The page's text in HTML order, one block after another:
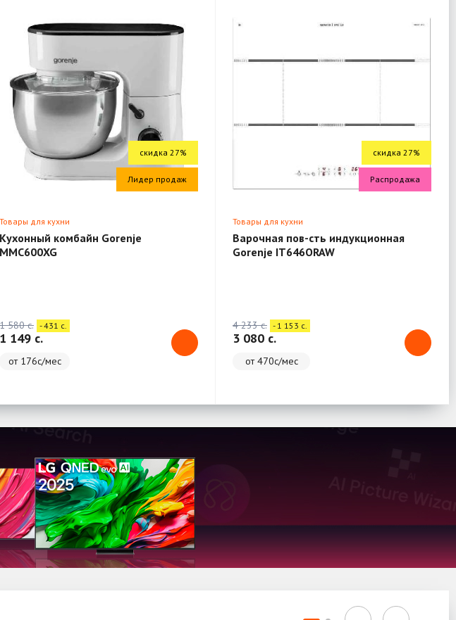
скидка 27%
Лидер продаж
Товары для кухни
Кухонный комбайн Gorenje
MMC600XG
1 580 c. - 431 c.
1 149 c.
от 176с/мес
скидка 27%
Распродажа
Товары для кухни
Варочная пов-сть индукционная
Gorenje IT646ORAW
4 233 c. - 1 153 c.
3 080 c.
от 470с/мес